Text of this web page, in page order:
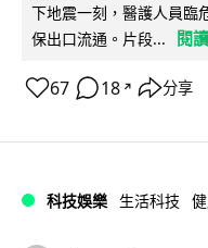
下地震一刻，醫護人員臨
保出口流通。片段...
閱
67 18 ↗ 分享
科技娛樂 生活科技